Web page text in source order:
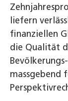
liefern
finanziellen
die Qualität
massgebend